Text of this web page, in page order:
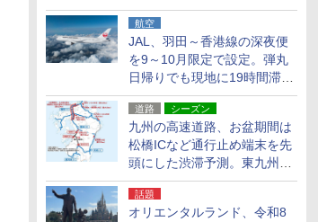
貨24種
航空
JAL、羽田～香港線の深夜便
を9～10月限定で設定。弾丸
日帰りでも現地に19時間滞在
できる
道路 シーズン
九州の高速道路、お盆期間は
松橋ICなど通行止め端末を先
頭にした渋滞予測。東九州道
への迂回は料金調整を実施
話題
オリエンタルランド、令和8